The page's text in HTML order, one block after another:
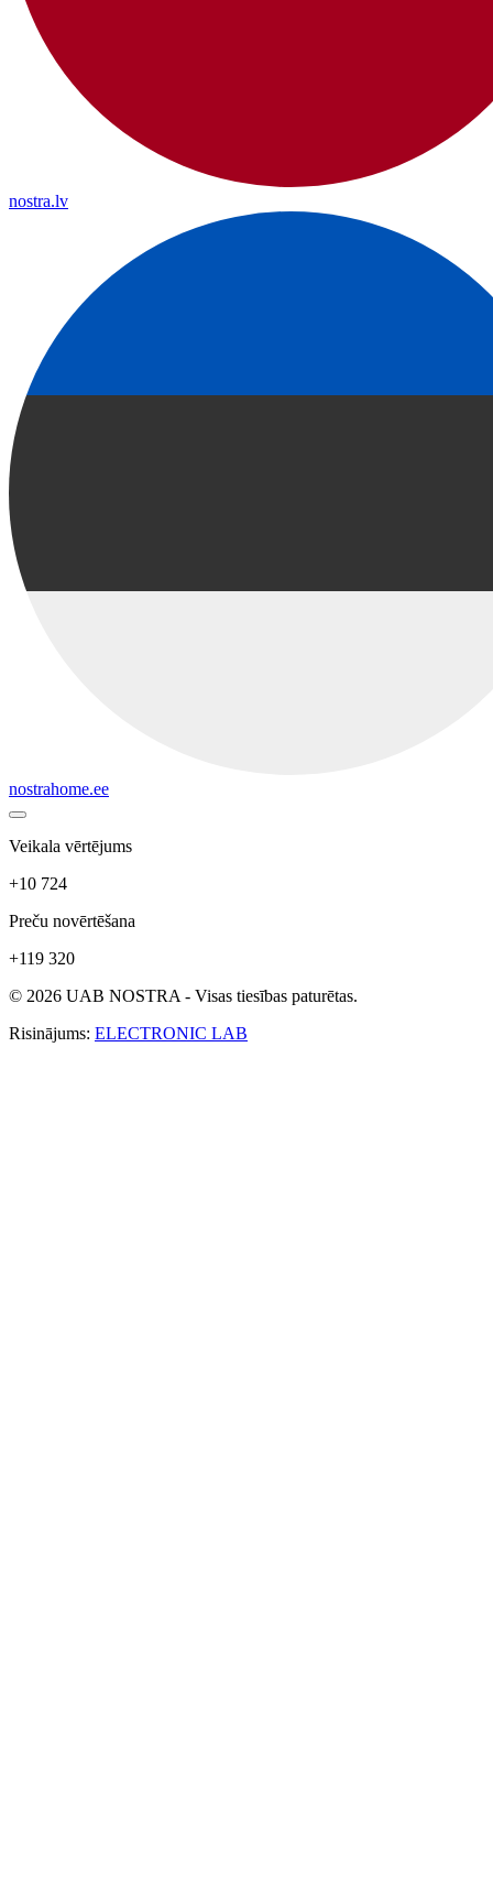
nostra.lv
nostrahome.ee
Veikala vērtējums
+10 724
Preču novērtēšana
+119 320
© 2026 UAB NOSTRA - Visas tiesības paturētas.
Risinājums: ELECTRONIC LAB